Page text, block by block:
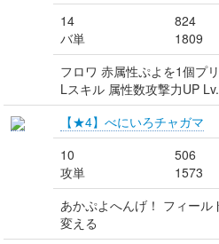
14
バ単
824
1809
フロワ 赤属性ぷよを1個プ
Lスキル 属性数攻撃力UP
【★4】べにいろチャガマ
10
攻単
506
1573
あかぷよへんげ！ フィール
変える